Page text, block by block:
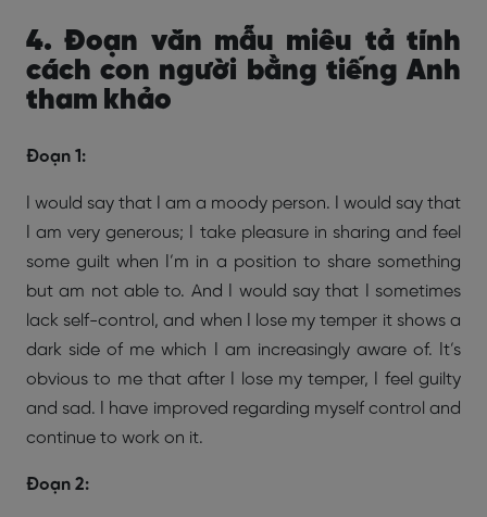
4. Đoạn văn mẫu miêu tả tính
cách con người bằng tiếng Anh
tham khảo
Đoạn 1:
I would say that I am a moody person. I would say that
I am very generous; I take pleasure in sharing and feel
some guilt when I’m in a position to share something
but am not able to. And I would say that I sometimes
lack self-control, and when I lose my temper it shows a
dark side of me which I am increasingly aware of. It’s
obvious to me that after I lose my temper, I feel guilty
and sad. I have improved regarding myself control and
continue to work on it.
Đoạn 2: